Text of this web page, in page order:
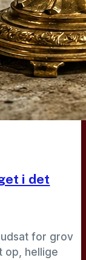
i det
for grov
op, hellige